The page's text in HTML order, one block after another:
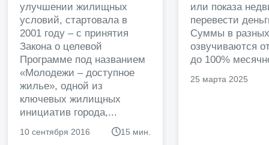
улучшении жилищных
условий, стартовала в
2001 году – с принятия
Закона о целевой
Программе под названием
«Молодежи – доступное
жилье», одной из
ключевых жилищных
инициатив города,...
10 сентября 2016 15 мин.
или показа
перевести
Суммы в
озвучиваются
до 100%
25 марта 2025